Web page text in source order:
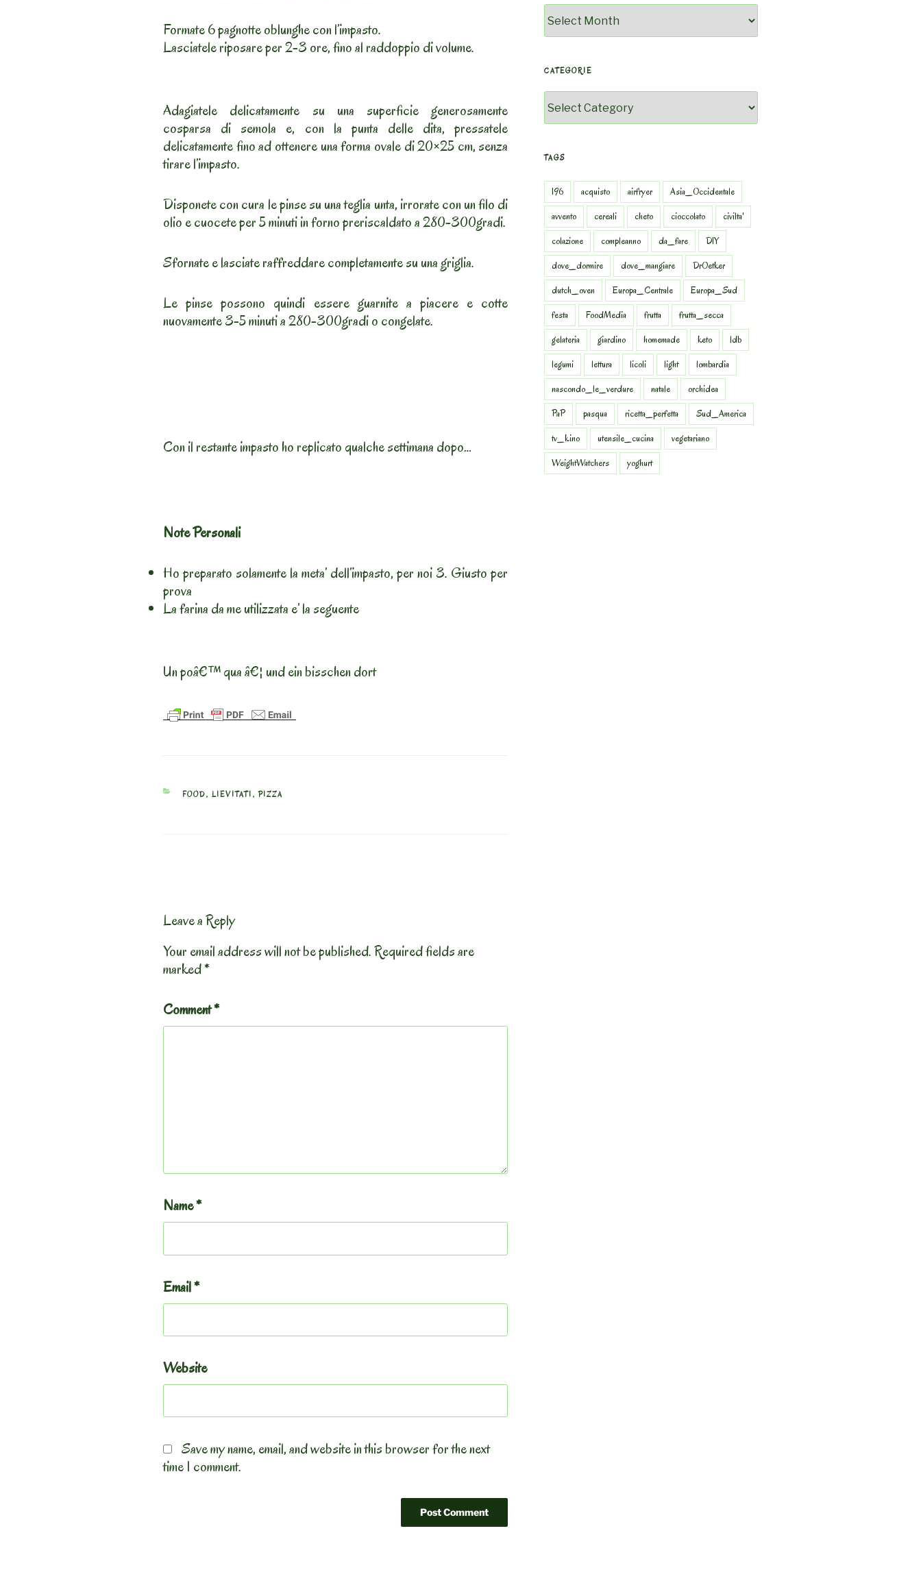
Formate 6 pagnotte oblunghe con l’impasto.
Lasciatele riposare per 2-3 ore, fino al raddoppio di volume.
Adagiatele delicatamente su una superficie generosamente
cosparsa di semola e, con la punta delle dita, pressatele
delicatamente fino ad ottenere una forma ovale di 20×25 cm, senza
tirare l’impasto.
Disponete con cura le pinse su una teglia unta, irrorate con un filo di
olio e cuocete per 5 minuti in forno preriscaldato a 280-300gradi.
Sfornate e lasciate raffreddare completamente su una griglia.
Le pinse possono quindi essere guarnite a piacere e cotte
nuovamente 3-5 minuti a 280-300gradi o congelate.
Con il restante impasto ho replicato qualche settimana dopo…
Note Personali
Ho preparato solamente la meta’ dell’impasto, per noi 3. Giusto per
prova
La farina da me utilizzata e’ la seguente
Un poâ€™ qua â€¦ und ein bisschen dort
CATEGORIES
FOOD, LIEVITATI ,PIZZA
Leave a Reply
Your email address will not be published.Required fields are
marked*
Comment*
Name*
Email*
Website
Save my name, email, and website in this browser for the next
time I comment.
CATEGORIE
TAGS
196 acquisto airfryer
Asia_Occidentale
avvento
cereali cheto cioccolato
civilta'
colazione
compleanno da_fare
DIY
dove_dormire
dove_mangiare
DrOetker
dutch_oven
Europa_Centrale
Europa_Sud
festa
FoodMedia frutta
frutta_secca
gelateria
giardino homemade keto
ldb
legumi
lettura licoli light
lombardia
nascondo_le_verdure
natale
orchidea
PaP
pasqua ricetta_perfetta
Sud_America
tv_kino
utensile_cucina
vegetariano
WeightWatchers
yoghurt